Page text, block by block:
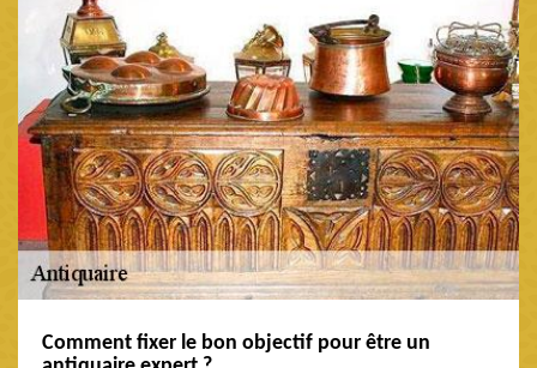
Comment fixer le bon objectif pour être un